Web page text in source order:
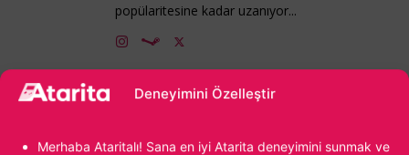
Deneyimini Özelleştir
Merhaba Ataritalı! Sana en iyi Atarita deneyimini sunmak ve
popülaritesine kadar uzanıyor...